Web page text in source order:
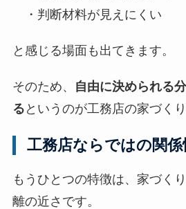
・判断材料が見えにくい
と感じる場面も出てきます。
そのため、
自由に決められる
る というのが工務店の家づくり
工務店ならではの関係
もうひとつの特徴は、家づく
離の近さです。